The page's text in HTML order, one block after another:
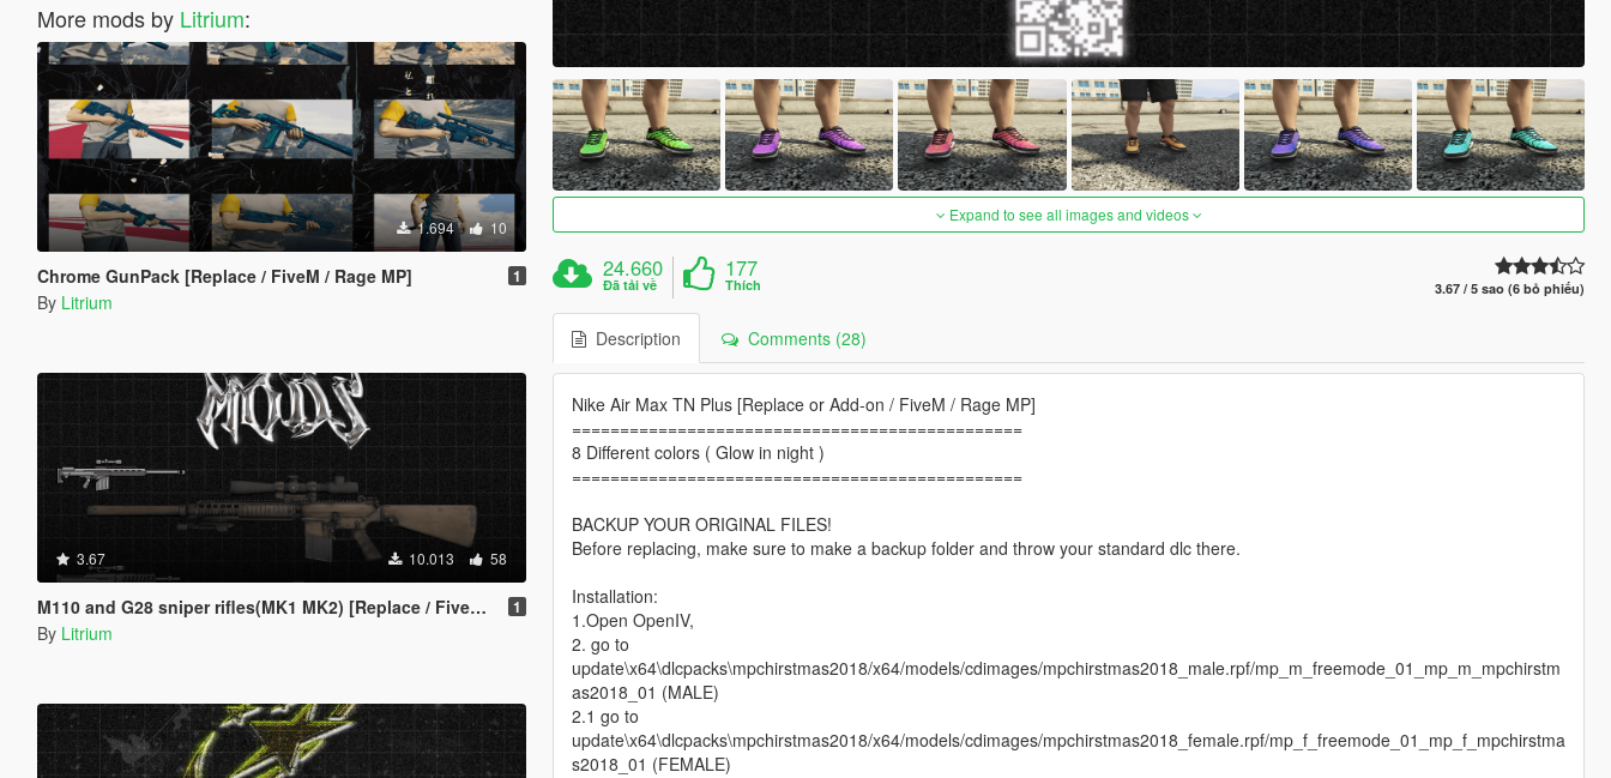
More mods by Litrium:
1.694 10
Chrome GunPack [Replace / FiveM / Rage MP] 1
By Litrium
3.67 10.013 58
M110 and G28 sniper rifles(MK1 MK2) [Replace / FiveM / Rage MP] 1
By Litrium
Expand to see all images and videos
24.660
Đã tải về
177
Thích 3.67 / 5 sao (6 bỏ phiếu)
Description Comments (28)
Nike Air Max TN Plus [Replace or Add-on / FiveM / Rage MP]
===============================================
8 Different colors ( Glow in night )
===============================================
BACKUP YOUR ORIGINAL FILES!
Before replacing, make sure to make a backup folder and throw your standard dlc there.
Installation:
1.Open OpenIV,
2. go to
update\x64\dlcpacks\mpchirstmas2018/x64/models/cdimages/mpchirstmas2018_male.rpf/mp_m_freemode_01_mp_m_mpchirstm
as2018_01 (MALE)
2.1 go to
update\x64\dlcpacks\mpchirstmas2018/x64/models/cdimages/mpchirstmas2018_female.rpf/mp_f_freemode_01_mp_f_mpchirstma
s2018_01 (FEMALE)